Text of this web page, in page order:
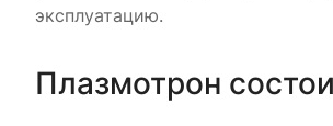
эксплуатацию.
Плазмотрон